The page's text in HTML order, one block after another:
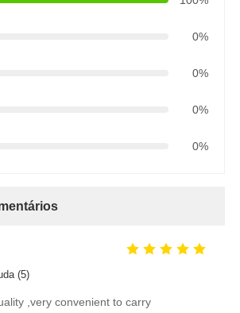
0%
0%
0%
0%
(5)
,very convenient to carry